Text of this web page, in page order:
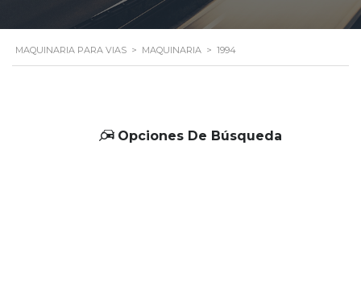
MAQUINARIA PARA VIAS > MAQUINARIA > 1994
Opciones De Búsqueda